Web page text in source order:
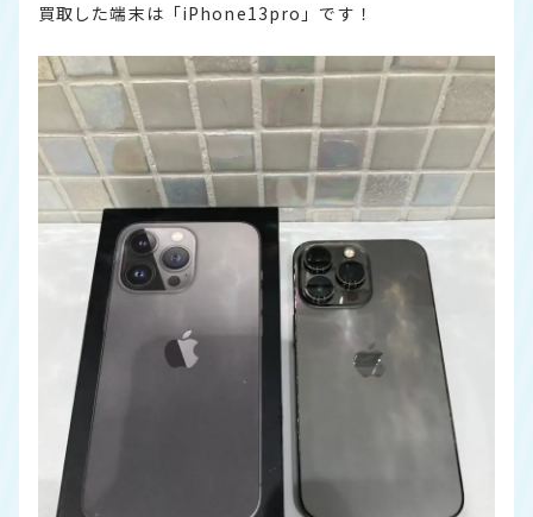
買取した端末は「iPhone13pro」です！